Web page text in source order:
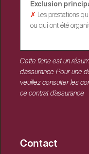
Exclusion
✗
Les prestations
ou qui ont été
Cette fiche est un
d’assurance. Pour une
veuillez consulter les
ce contrat d’assurance.
Contact